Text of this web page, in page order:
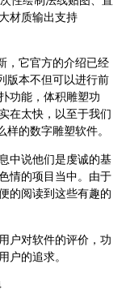
材质输出支持
，它官方的介绍已经
版本不但可以进行前
功能，体积雕塑功
在太快，以至于我们
的数字雕塑软件。
中说他们是虔诚的基
情的项目当中。由于
的阅读到这些有趣的
户对软件的评价，功
户的追求。